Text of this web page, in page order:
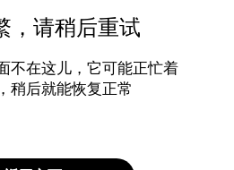
，请稍后重试
不在这儿，它可能正忙着
稍后就能恢复正常